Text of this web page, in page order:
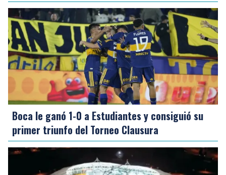
Boca le ganó 1-0 a Estudiantes y consiguió su
primer triunfo del Torneo Clausura